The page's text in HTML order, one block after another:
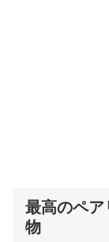
最高のペア
物